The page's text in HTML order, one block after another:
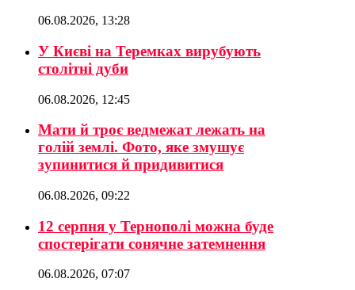
06.08.2026, 13:28
У Києві на Теремках вирубують
столітні дуби
06.08.2026, 12:45
Мати й троє ведмежат лежать на
голій землі. Фото, яке змушує
зупинитися й придивитися
06.08.2026, 09:22
12 серпня у Тернополі можна буде
спостерігати сонячне затемнення
06.08.2026, 07:07